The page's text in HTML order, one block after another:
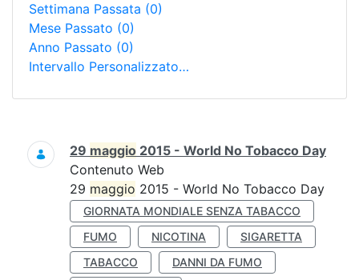
Settimana Passata (0)
Mese Passato (0)
Anno Passato (0)
Intervallo Personalizzato…
Ricerca
29 maggio 2015 - World No Tobacco Day
Contenuto Web
29 maggio 2015 - World No Tobacco Day
GIORNATA MONDIALE SENZA TABACCO
FUMO
NICOTINA
SIGARETTA
TABACCO
DANNI DA FUMO